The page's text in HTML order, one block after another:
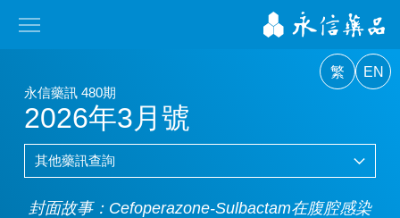
繁
EN
永信藥訊 480期
2026年3月號
封面故事：Cefoperazone-Sulbactam在腹腔感染